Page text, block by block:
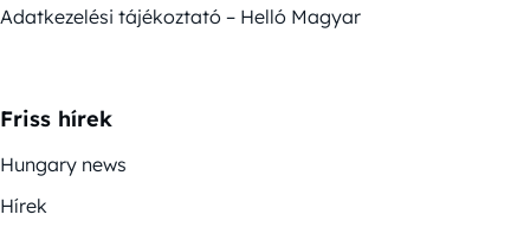
Adatkezelési tájékoztató – Helló Magyar
Friss hírek
Hungary news
Hírek